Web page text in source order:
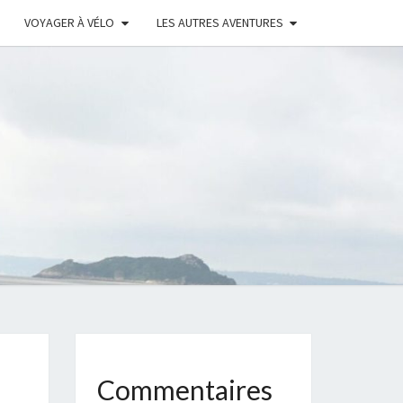
VOYAGER À VÉLO LES AUTRES AVENTURES
Commentaires